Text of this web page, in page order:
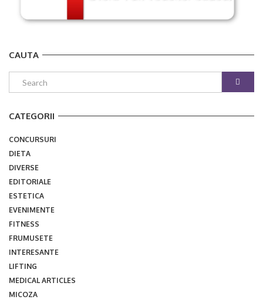
CAUTA
CATEGORII
CONCURSURI
DIETA
DIVERSE
EDITORIALE
ESTETICA
EVENIMENTE
FITNESS
FRUMUSETE
INTERESANTE
LIFTING
MEDICAL ARTICLES
MICOZA